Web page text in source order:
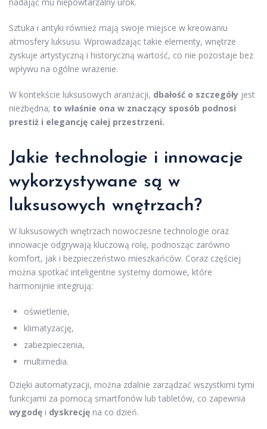
nadając mu niepowtarzalny urok.
Sztuka i antyki również mają swoje miejsce w kreowaniu
atmosfery luksusu. Wprowadzając takie elementy, wnętrze
zyskuje artystyczną i historyczną wartość, co nie pozostaje bez
wpływu na ogólne wrażenie.
W kontekście luksusowych aranżacji, dbałość o szczegóły jest
niezbędna; to właśnie ona w znaczący sposób podnosi
prestiż i elegancję całej przestrzeni.
Jakie technologie i innowacje
wykorzystywane są w
luksusowych wnętrzach?
W luksusowych wnętrzach nowoczesne technologie oraz
innowacje odgrywają kluczową rolę, podnosząc zarówno
komfort, jak i bezpieczeństwo mieszkańców. Coraz częściej
można spotkać inteligentne systemy domowe, które
harmonijnie integrują:
oświetlenie,
klimatyzację,
zabezpieczenia,
multimedia.
Dzięki automatyzacji, można zdalnie zarządzać wszystkimi tymi
funkcjami za pomocą smartfonów lub tabletów, co zapewnia
wygodę i dyskrecję na co dzień.